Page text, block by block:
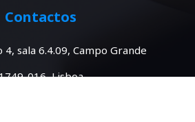
Contactos
4, sala 6.4.09, Campo Grande
016 Lisboa